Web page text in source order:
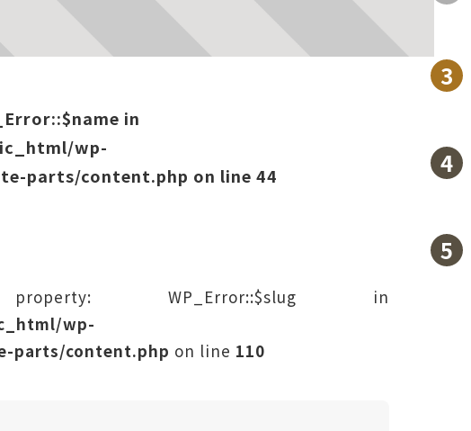
in
wp-
parts/content.php on line 44
WP_Error::$slug in
wp-
parts/content.php on line 110